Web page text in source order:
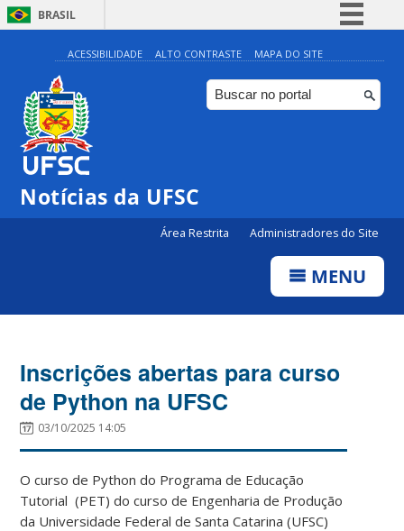
BRASIL
Simplifique!
Comunica BR
Participe
ACESSIBILIDADE ALTO CONTRASTE MAPA DO SITE
Notícias da UFSC
Área Restrita Administradores do Site
MENU
Inscrições abertas para curso
de Python na UFSC
03/10/2025 14:05
O curso de Python do Programa de Educação
Tutorial (PET) do curso de Engenharia de Produção
da Universidade Federal de Santa Catarina (UFSC)